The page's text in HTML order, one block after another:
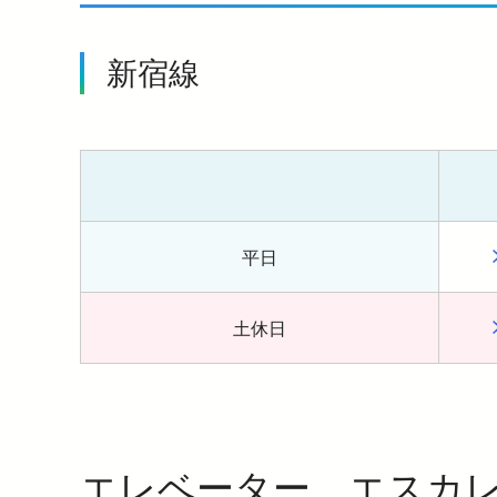
新宿線
平日
土休日
エレベーター、エスカ